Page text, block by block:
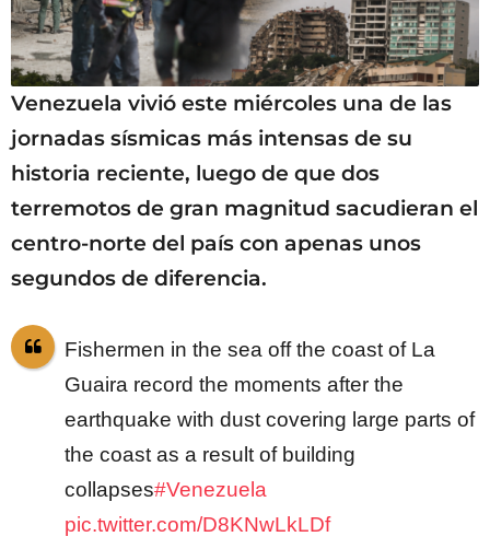
Venezuela vivió este miércoles una de las
jornadas sísmicas más intensas de su
historia reciente, luego de que dos
terremotos de gran magnitud sacudieran el
centro-norte del país con apenas unos
segundos de diferencia.
Fishermen in the sea off the coast of La
Guaira record the moments after the
earthquake with dust covering large parts of
the coast as a result of building
collapses#Venezuela
pic.twitter.com/D8KNwLkLDf